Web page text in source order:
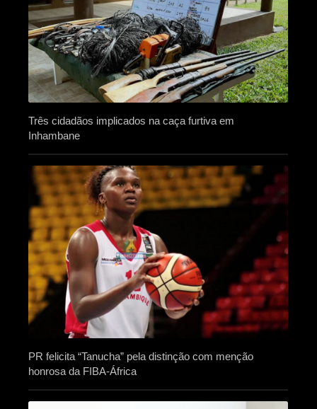
Três cidadãos implicados na caça furtiva em
Inhambane
PR felicita “Tanucha” pela distinção com menção
honrosa da FIBA-África